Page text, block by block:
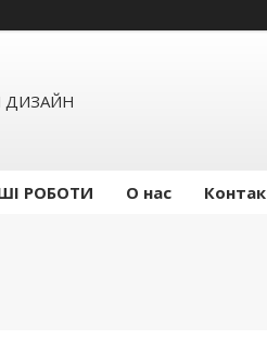
ДИЗАЙН
РОБОТИ О нас